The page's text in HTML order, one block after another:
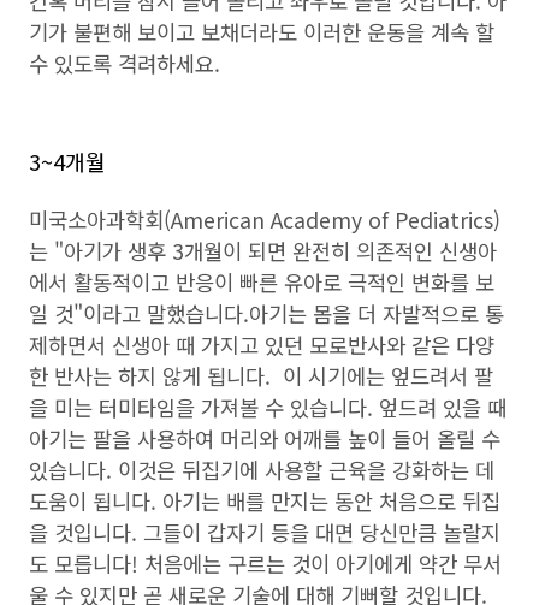
기가 불편해 보이고 보채더라도 이러한 운동을 계속 할
수 있도록 격려하세요.
3~4개월
미국소아과학회(American Academy of Pediatrics)
는 "아기가 생후 3개월이 되면 완전히 의존적인 신생아
에서 활동적이고 반응이 빠른 유아로 극적인 변화를 보
일 것"이라고 말했습니다.아기는 몸을 더 자발적으로 통
제하면서 신생아 때 가지고 있던 모로반사와 같은 다양
한 반사는 하지 않게 됩니다. 이 시기에는 엎드려서 팔
을 미는 터미타임을 가져볼 수 있습니다. 엎드려 있을 때
아기는 팔을 사용하여 머리와 어깨를 높이 들어 올릴 수
있습니다. 이것은 뒤집기에 사용할 근육을 강화하는 데
도움이 됩니다. 아기는 배를 만지는 동안 처음으로 뒤집
을 것입니다. 그들이 갑자기 등을 대면 당신만큼 놀랄지
도 모릅니다! 처음에는 구르는 것이 아기에게 약간 무서
울 수 있지만 곧 새로운 기술에 대해 기뻐할 것입니다.